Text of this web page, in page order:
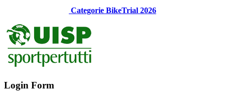
Categorie BikeTrial 2026
Login Form